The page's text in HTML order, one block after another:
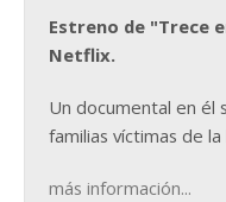
Estreno de "Trece
Netflix.
Un documental en él
familias víctimas de
más información...